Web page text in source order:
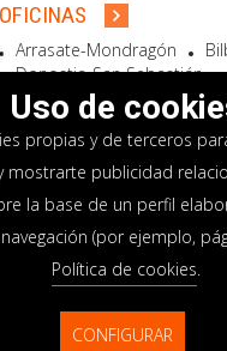
OFICINAS
Arrasate-Mondragón
Donostia-San Sebastián
Madrid
El Astillero
SEDE SOCIAL
Goiru, 7 Arrasate-Mondragón
20500 GIPUZKOA – SPAIN
+34 900 84 14 14
info@lksnext.com
Uso de
propias y de terceros
mostrarte publicidad
la base de un perfil
(por ejemplo,
Política de cookies.
CONFIGURAR